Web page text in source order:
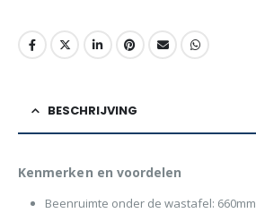
BESCHRIJVING
Kenmerken en voordelen
Beenruimte onder de wastafel: 660mm